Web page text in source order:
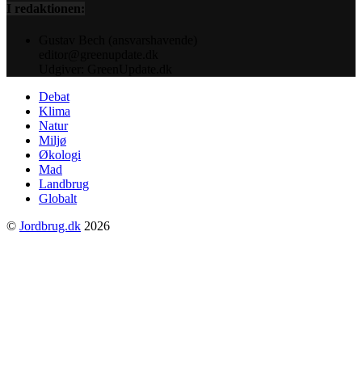
I redaktionen:
Debat
Klima
Natur
Miljø
Økologi
Mad
Landbrug
Globalt
© Jordbrug.dk 2026